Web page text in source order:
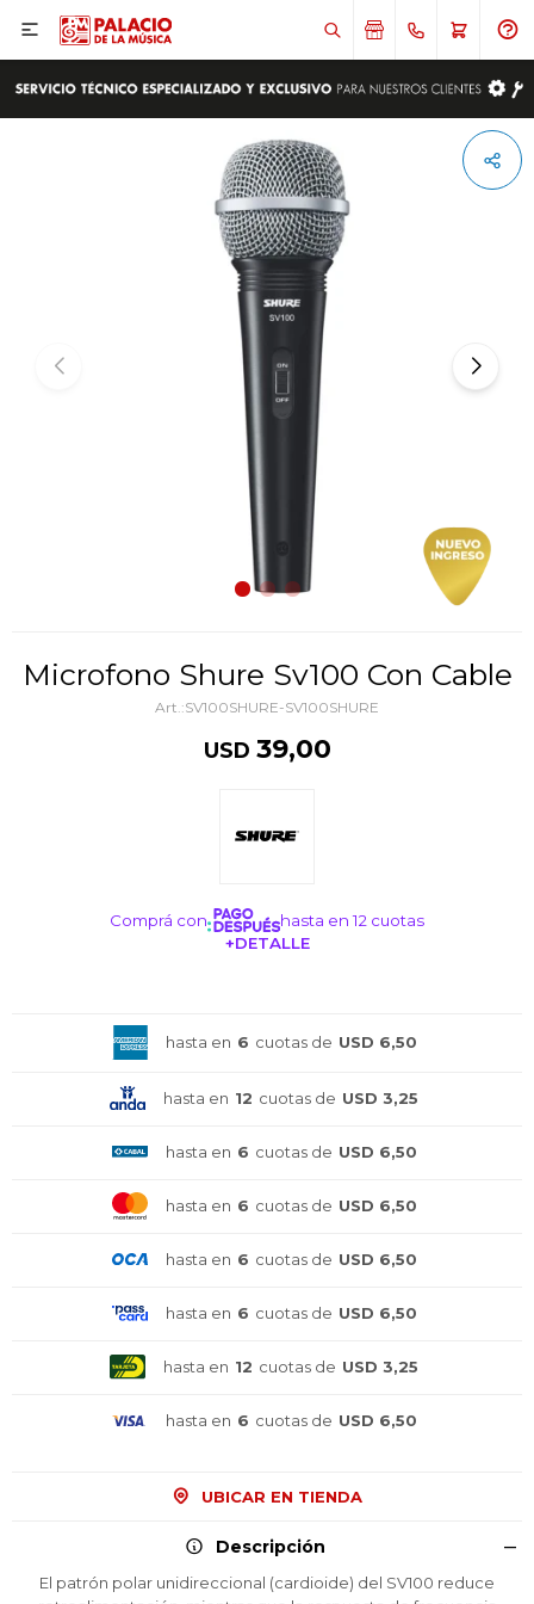

Microfono Shure Sv100 Con Cable
SV100SHURE-SV100SHURE
USD 39,00
Comprá con
hasta en 12 cuotas
+DETALLE
hasta en 6 cuotas de USD 6,50
hasta en 12 cuotas de USD 3,25
hasta en 6 cuotas de USD 6,50
hasta en 6 cuotas de USD 6,50
hasta en 6 cuotas de USD 6,50
hasta en 6 cuotas de USD 6,50
hasta en 12 cuotas de USD 3,25
hasta en 6 cuotas de USD 6,50
UBICAR EN TIENDA
Descripción
El patrón polar unidireccional (cardioide) del SV100 reduce
¡Sumate a la forma más ágil de
Comprá en 3 cuotas sin recargo o hasta en
12 cuotas * ¡Solo con tu cédula!
¡Sumate a la forma más ágil de
Comprá en 3 cuotas sin recargo o hasta en
12 cuotas * ¡Solo con tu cédula!
¡Sumate a la forma más ágil de
Comprá en 3 cuotas sin recargo o hasta en
12 cuotas * ¡Solo con tu cédula!